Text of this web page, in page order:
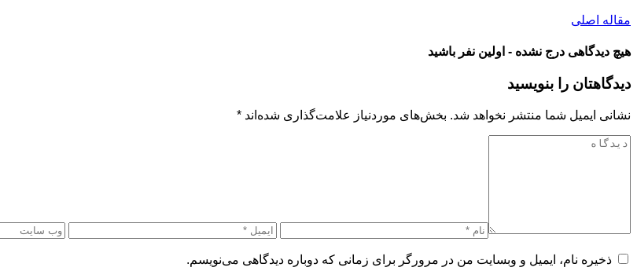
مقاله اصلی
هیچ دیدگاهی درج نشده - اولین نفر باشید
دیدگاهتان را بنویسید
نشانی ایمیل شما منتشر نخواهد شد. بخش‌های موردنیاز علامت‌گذاری شده‌اند *
ذخیره نام، ایمیل و وبسایت من در مرورگر برای زمانی که دوباره دیدگاهی می‌نویسم.